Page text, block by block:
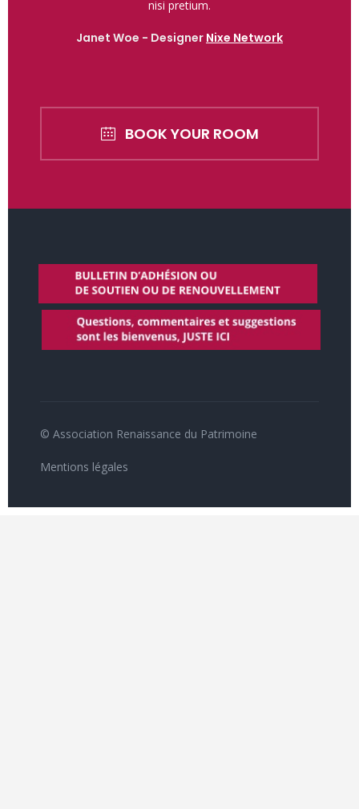
nisi pretium.
Janet Woe - Designer Nixe Network
BOOK YOUR ROOM
© Association Renaissance du Patrimoine
Mentions légales